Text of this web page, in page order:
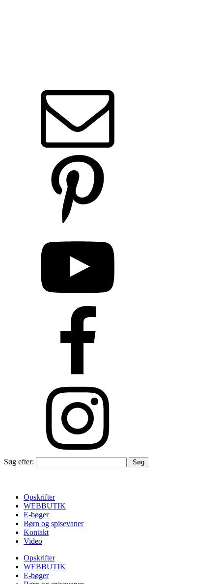
Søg efter:
Opskrifter
WEBBUTIK
E-bøger
Børn og spisevaner
Kontakt
Video
Opskrifter
WEBBUTIK
E-bøger